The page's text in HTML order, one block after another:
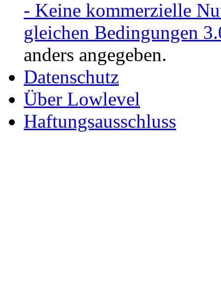
- Keine kommerzielle
gleichen Bedingungen
anders angegeben.
Datenschutz
Über Lowlevel
Haftungsausschluss